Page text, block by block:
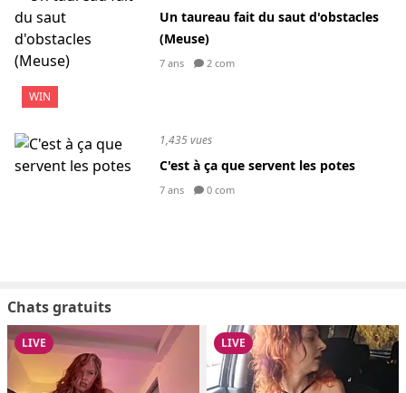
WIN
Un taureau fait du saut d'obstacles
(Meuse)
7 ans 2 com
1,435 vues
C'est à ça que servent les potes
7 ans 0 com
Chats gratuits